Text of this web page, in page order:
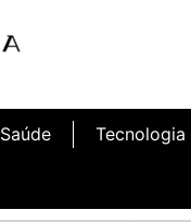
Saúde Tecnologia